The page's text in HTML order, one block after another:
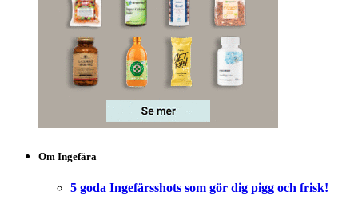
Om Ingefära
5 goda Ingefärsshots som gör dig pigg och frisk!